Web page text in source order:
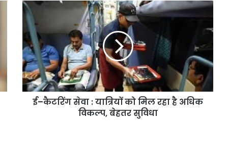
ई–
कैटरिंग
सेवा
यात्रियों
को
मिल
रहा
है
अधिकई–कैटरिंग सेवा : यात्रियों को मिल रहा है अधिक
विकल्प, बेहतर सुविधा